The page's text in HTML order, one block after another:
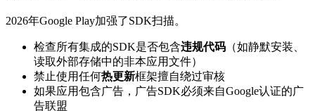
2026年Google Play加强了SDK扫描。
检查所有集成的SDK是否包含违规代码 （如静默安装、
读取外部存储中的非本应用文件）
禁止使用任何热更新框架擅自绕过审核
如果应用包含广告，广告SDK必须来自Google认证的广
告联盟